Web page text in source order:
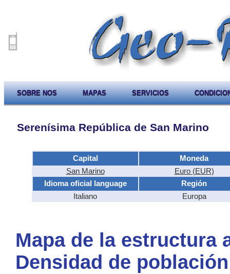
SOBRE NOS MAPAS SERVICIOS
Serenísima República de San Marino
Capital
Moneda
San Marino
Euro (EUR)
Idioma oficial language
Región
Italiano
Europa
Mapa de la estructura
Densidad de